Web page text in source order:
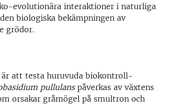
evolutionära interaktioner i naturliga
biologiska bekämpningen av
grödor.
att testa huruvuda biokontroll-
pullulanspåverkas av växtens
orsakar gråmögel på smultron och